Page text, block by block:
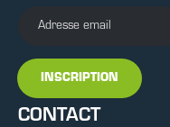
INSCRIPTION
CONTACT